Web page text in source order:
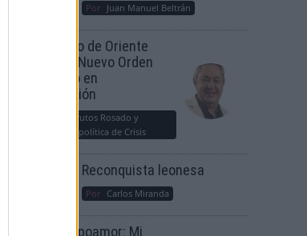
Por Juan Manuel Beltrán
El Conflicto de Oriente
Medio: Un Nuevo Orden
Autoritario en
Construcción
Álvaro Frutos Rosado y
Gabinete Geopolítica de Crisis
Reconquista leonesa
Por Carlos Miranda
Clara Campoamor: Mi